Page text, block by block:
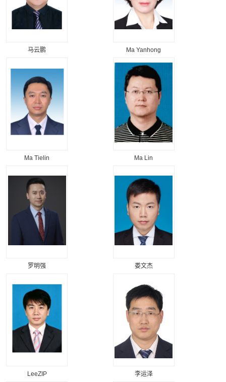
马云鹏 Ma Yanhong
Ma Tielin Ma Lin
罗明强 娄文杰
LeeZIP 李运泽